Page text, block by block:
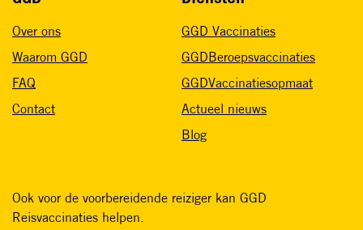
Over ons
Waarom GGD
FAQ
Contact
GGD Vaccinaties
GGDBeroepsvaccinaties
GGDVaccinatiesopmaat
Actueel nieuws
Blog
Ook voor de voorbereidende reiziger kan GGD
Reisvaccinaties helpen.